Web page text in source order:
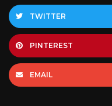
TWITTER
PINTEREST
EMAIL